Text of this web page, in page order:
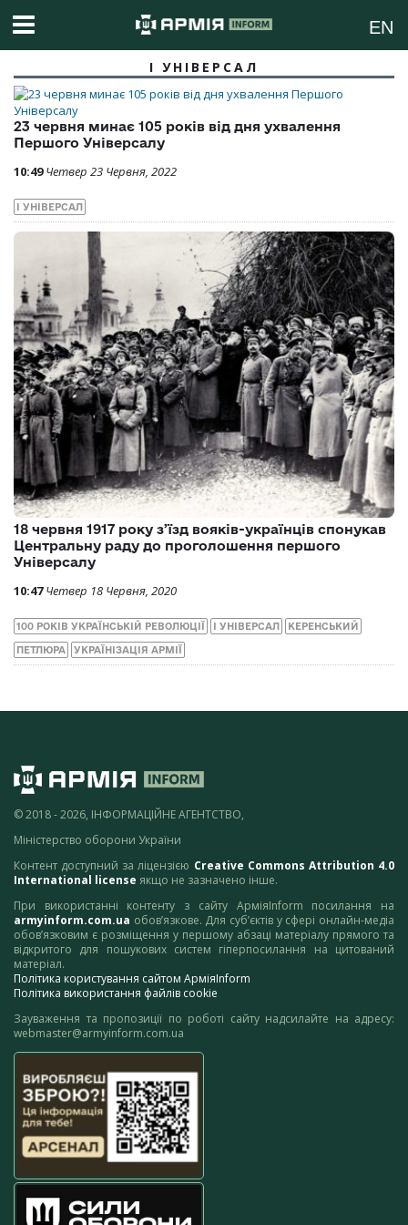
EN
I УНІВЕРСАЛ
23 червня минає 105 років від дня ухвалення
Першого Універсалу
10:49 Четвер 23 Червня, 2022
I УНІВЕРСАЛ
18 червня 1917 року з’їзд вояків-українців спонукав
Центральну раду до проголошення першого
Універсалу
10:47 Четвер 18 Червня, 2020
100 РОКІВ УКРАЇНСЬКІЙ РЕВОЛЮЦІЇ I УНІВЕРСАЛ КЕРЕНСЬКИЙ
ПЕТЛЮРА УКРАЇНІЗАЦІЯ АРМІЇ
© 2018 - 2026, ІНФОРМАЦІЙНЕ АГЕНТСТВО,
Міністерство оборони України
Контент доступний за ліцензією Creative Commons Attribution 4.0
International license якщо не зазначено інше.
При використанні контенту з сайту АрміяInform посилання на
armyinform.com.ua обов’язкове. Для суб’єктів у сфері онлайн-медіа
обов’язковим є розміщення у першому абзаці матеріалу прямого та
відкритого для пошукових систем гіперпосилання на цитований
матеріал.
Політика користування сайтом АрміяInform
Політика використання файлів cookie
Зауваження та пропозиції по роботі сайту надсилайте на адресу:
webmaster@armyinform.com.ua